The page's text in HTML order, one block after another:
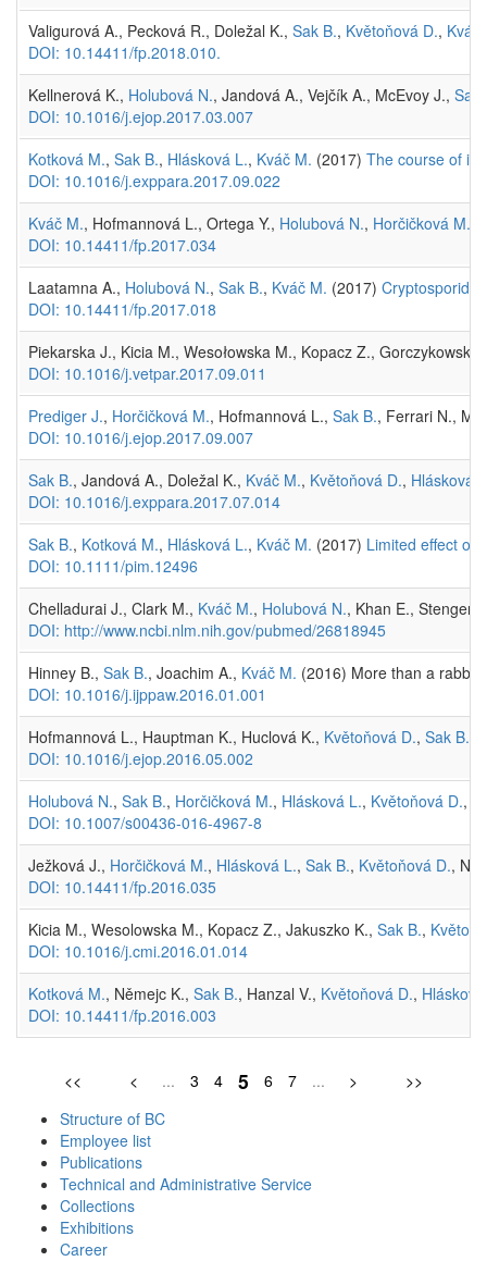
Valigurová A., Pecková R., Doležal K., Sak B., Květoňová D., Kváč
DOI: 10.14411/fp.2018.010.
Kellnerová K., Holubová N., Jandová A., Vejčík A., McEvoy J., Sak
DOI: 10.1016/j.ejop.2017.03.007
Kotková M., Sak B., Hlásková L., Kváč M. (2017) The course of
DOI: 10.1016/j.exppara.2017.09.022
Kváč M., Hofmannová L., Ortega Y., Holubová N., Horčičková M.
DOI: 10.14411/fp.2017.034
Laatamna A., Holubová N., Sak B., Kváč M. (2017)
DOI: 10.14411/fp.2017.018
Piekarska J., Kicia M., Wesołowska M., Kopacz Z., Gorczykowski
DOI: 10.1016/j.vetpar.2017.09.011
Prediger J., Horčičková M., Hofmannová L., Sak B., Ferrari N.,
DOI: 10.1016/j.ejop.2017.09.007
Sak B., Jandová A., Doležal K., Kváč M., Květoňová D., Hlásková
DOI: 10.1016/j.exppara.2017.07.014
Sak B., Kotková M., Hlásková L., Kváč M. (2017) Limited effect of
DOI: 10.1111/pim.12496
Chelladurai J., Clark M., Kváč M., Holubová N., Khan E., Stenger
DOI: http://www.ncbi.nlm.nih.gov/pubmed/26818945
Hinney B., Sak B., Joachim A., Kváč M. (2016) More than a
DOI: 10.1016/j.ijppaw.2016.01.001
Hofmannová L., Hauptman K., Huclová K., Květoňová D., Sak B.
DOI: 10.1016/j.ejop.2016.05.002
Holubová N., Sak B., Horčičková M., Hlásková L., Květoňová D.,
DOI: 10.1007/s00436-016-4967-8
Ježková J., Horčičková M., Hlásková L., Sak B., Květoňová D.,
DOI: 10.14411/fp.2016.035
Kicia M., Wesolowska M., Kopacz Z., Jakuszko K., Sak B.,
DOI: 10.1016/j.cmi.2016.01.014
Kotková M., Němejc K., Sak B., Hanzal V., Květoňová D.,
DOI: 10.14411/fp.2016.003
<< < ... 3 4 5 6 7 ... >
>>
Structure of BC
Employee list
Publications
Technical and Administrative Service
Collections
Exhibitions
Career